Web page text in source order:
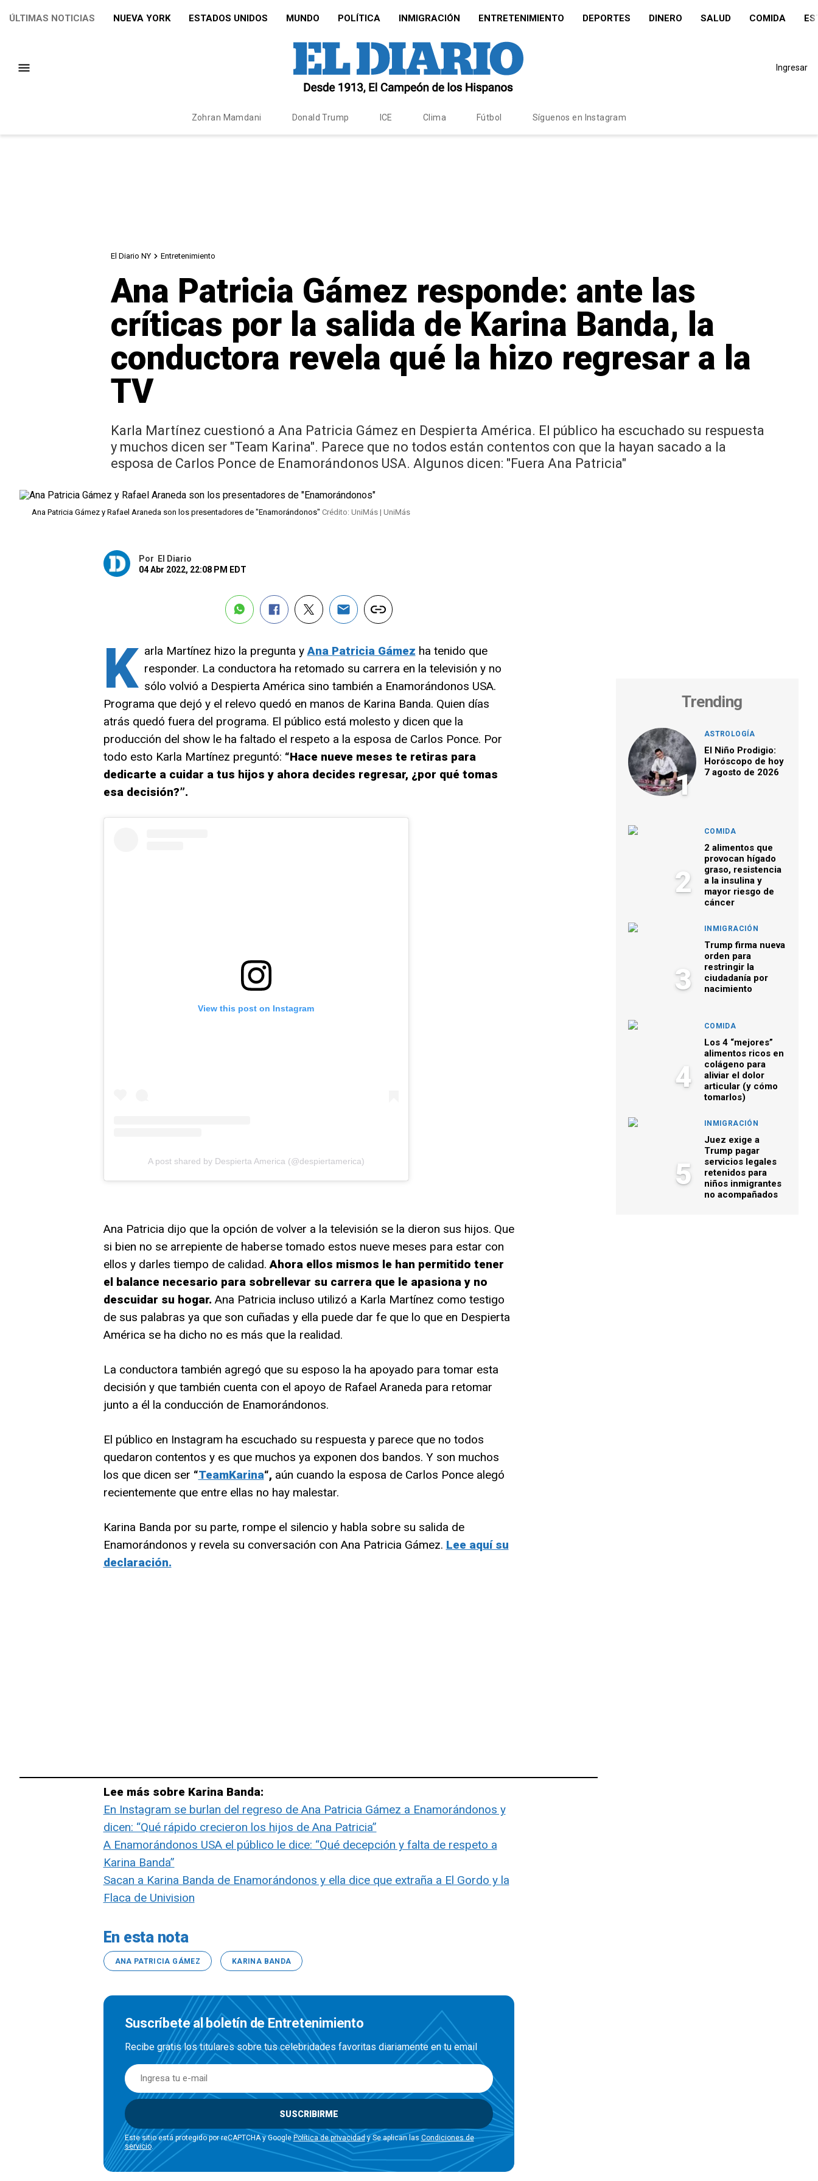
ÚLTIMAS NOTICIAS NUEVA YORK ESTADOS UNIDOS MUNDO POLÍTICA INMIGRACIÓN ENTRETENIMIENTO DEPORTES DINERO SALUD COMIDA
Ingresar
Zohran Mamdani Donald Trump ICE Clima Fútbol Síguenos en Instagram
El Diario NY Entretenimiento
Ana Patricia Gámez responde: ante las
críticas por la salida de Karina Banda, la
conductora revela qué la hizo regresar a la
TV
Karla Martínez cuestionó a Ana Patricia Gámez en Despierta América. El público ha escuchado su respuesta
y muchos dicen ser "Team Karina". Parece que no todos están contentos con que la hayan sacado a la
esposa de Carlos Ponce de Enamorándonos USA. Algunos dicen: "Fuera Ana Patricia"
Ana Patricia Gámez y Rafael Araneda son los presentadores de "Enamorándonos" Crédito: UniMás | UniMás
Por
El Diario
04 Abr 2022, 22:08 PM EDT
K arla Martínez hizo la pregunta yAna Patricia Gámez ha tenido que
responder. La conductora ha retomado su carrera en la televisión y no
sólo volvió a Despierta América sino también a Enamorándonos USA.
Programa que dejó y el relevo quedó en manos de Karina Banda. Quien días
atrás quedó fuera del programa. El público está molesto y dicen que la
producción del show le ha faltado el respeto a la esposa de Carlos Ponce. Por
todo esto Karla Martínez preguntó: “Hace nueve meses te retiras para
dedicarte a cuidar a tus hijos y ahora decides regresar, ¿por qué tomas
esa decisión?”.
View this post on Instagram
A post shared by Despierta America (@despiertamerica)
Ana Patricia dijo que la opción de volver a la televisión se la dieron sus hijos. Que
si bien no se arrepiente de haberse tomado estos nueve meses para estar con
ellos y darles tiempo de calidad.Ahora ellos mismos le han permitido tener
el balance necesario para sobrellevar su carrera que le apasiona y no
descuidar su hogar. Ana Patricia incluso utilizó a Karla Martínez como testigo
de sus palabras ya que son cuñadas y ella puede dar fe que lo que en Despierta
América se ha dicho no es más que la realidad.
La conductora también agregó que su esposo la ha apoyado para tomar esta
decisión y que también cuenta con el apoyo de Rafael Araneda para retomar
junto a él la conducción de Enamorándonos.
El público en Instagram ha escuchado su respuesta y parece que no todos
quedaron contentos y es que muchos ya exponen dos bandos. Y son muchos
los que dicen ser “TeamKarina“, aún cuando la esposa de Carlos Ponce alegó
recientemente que entre ellas no hay malestar.
Karina Banda por su parte, rompe el silencio y habla sobre su salida de
Enamorándonos y revela su conversación con Ana Patricia Gámez. Lee aquí su
declaración.
Lee más sobre Karina Banda:
En Instagram se burlan del regreso de Ana Patricia Gámez a Enamorándonos y
dicen: “Qué rápido crecieron los hijos de Ana Patricia”
A Enamorándonos USA el público le dice: “Qué decepción y falta de respeto a
Karina Banda”
Sacan a Karina Banda de Enamorándonos y ella dice que extraña a El Gordo y la
Flaca de Univision
En esta nota
ANA PATRICIA GÁMEZ KARINA BANDA
Suscríbete al boletín de Entretenimiento
Recibe gratis los titulares sobre tus celebridades favoritas diariamente en tu email
SUSCRIBIRME
Este sitio está protegido por reCAPTCHA y Google Política de privacidady Se aplican las Condiciones de
servicio.
Trending
1
ASTROLOGÍA
El Niño Prodigio:
Horóscopo de hoy
7 agosto de 2026
2
COMIDA
2 alimentos que
provocan hígado
graso, resistencia
a la insulina y
mayor riesgo de
cáncer
3
INMIGRACIÓN
Trump firma nueva
orden para
restringir la
ciudadanía por
nacimiento
4
COMIDA
Los 4 “mejores”
alimentos ricos en
colágeno para
aliviar el dolor
articular (y cómo
tomarlos)
5
INMIGRACIÓN
Juez exige a
Trump pagar
servicios legales
retenidos para
niños inmigrantes
no acompañados